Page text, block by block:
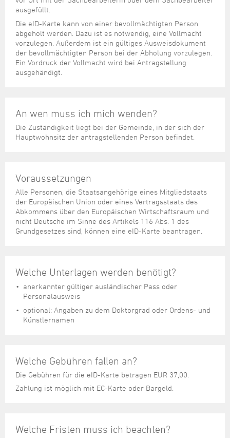
Verkehr und Mobilität
Wohnen, Bauen
Sterbefall
Studium
Umzug und Neubürger
Wohnen und Verbrauchen
Formulare
Politik & Verwaltung
Pressemitteilungen
Stadtrecht
Telefonverzeichnis
Wirtschaftsstruktur
Regionale Kooperationen
Unterstützung für ExistenzgründerInnen
Zukunftsregion JadeBay
Stadtbibliothek
Volkshochschule
Weiterbildung
Stadt Wilhelmshaven
Unterkünfte
Kulturzentrum Pumpwerk
Maritime Meile
Museen und Ausstellungen
Schiffe, Häfen und Meer erleben
Sportangebot
Tag des offenen Denkmals
Veranstaltungsorte
ausgefüllt.
Die eID-Karte kann von einer bevollmächtigten Person
abgeholt werden. Dazu ist es notwendig, eine Vollmacht
vorzulegen. Außerdem ist ein gültiges Ausweisdokument
der bevollmächtigten Person bei der Abholung vorzulegen.
Ein Vordruck der Vollmacht wird bei Antragstellung
ausgehändigt.
An wen muss ich mich wenden?
Die Zuständigkeit liegt bei der Gemeinde, in der sich der
Hauptwohnsitz der antragstellenden Person befindet.
Voraussetzungen
Alle Personen, die Staatsangehörige eines Mitgliedstaats
der Europäischen Union oder eines Vertragsstaats des
Abkommens über den Europäischen Wirtschaftsraum und
nicht Deutsche im Sinne des Artikels 116 Abs. 1 des
Grundgesetzes sind, können eine eID-Karte beantragen.
Welche Unterlagen werden benötigt?
anerkannter gültiger ausländischer Pass oder
Personalausweis
optional: Angaben zu dem Doktorgrad oder Ordens- und
Künstlernamen
Welche Gebühren fallen an?
Die Gebühren für die eID-Karte betragen EUR 37,00.
Zahlung ist möglich mit EC-Karte oder Bargeld.
Welche Fristen muss ich beachten?